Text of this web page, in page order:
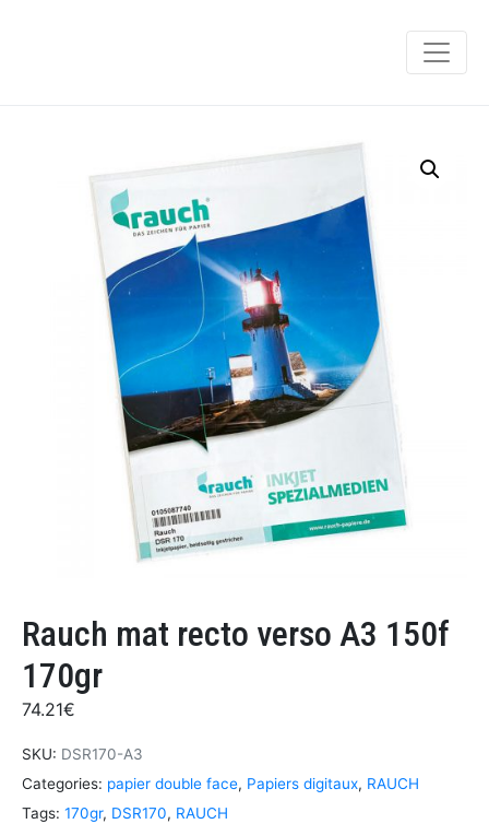
Rauch mat recto verso A3 150f
170gr
74.21€
SKU: DSR170-A3
Categories: papier double face, Papiers digitaux, RAUCH
Tags: 170gr, DSR170, RAUCH